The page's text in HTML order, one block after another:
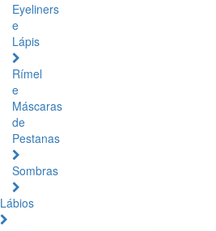
Eyeliners
e
Lápis
Rímel
e
Máscaras
de
Pestanas
Sombras
Lábios